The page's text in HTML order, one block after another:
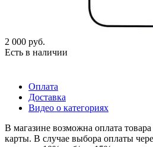
2 000 руб.
Есть в наличии
Оплата
Доставка
Видео о категориях
В магазине возможна оплата
карты. В случае выбора оплаты